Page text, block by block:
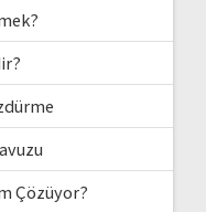
Çözüyor?